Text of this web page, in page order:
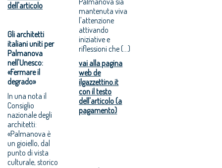
dell'articolo
Gli architetti
italiani uniti per
Palmanova
nell'Unesco:
«Fermare il
degrado»
In una nota il
Consiglio
nazionale degli
architetti:
«Palmanova è
un gioiello, dal
punto di vista
culturale, storico
mantenuta viva
l'attenzione
attivando
iniziative e
riflessioni che (…)
vai alla pagina
web de
ilgazzettino.it
con il testo
dell'articolo (a
pagamento)